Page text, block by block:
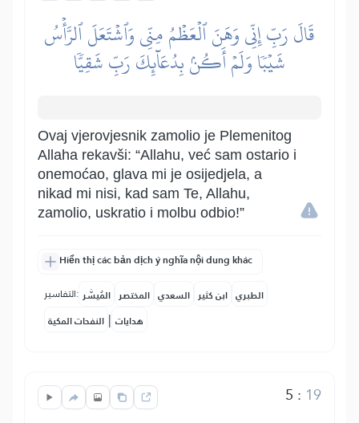
قَالَ رَبِّ إِنِّي وَهَنَ ٱلۡعَظۡمُ مِنِّي وَٱشۡتَعَلَ ٱلرَّأۡسُ
شَيۡبٗا وَلَمۡ أَكُنۢ بِدُعَآئِكَ رَبِّ شَقِيّٗا
Ovaj vjerovjesnik zamolio je Plemenitog
Allaha rekavši: “Allahu, već sam ostario i
onemoćao, glava mi je osijedjela, a
nikad mi nisi, kad sam Te, Allahu,
zamolio, uskratio i molbu odbio!”
Hiển thị các bản dịch ý nghĩa nội dung khác
التفاسير: المُيسَّر المختصر السعدي ابن كثير الطبري
النفحات المكية | هدايات
5 : 19